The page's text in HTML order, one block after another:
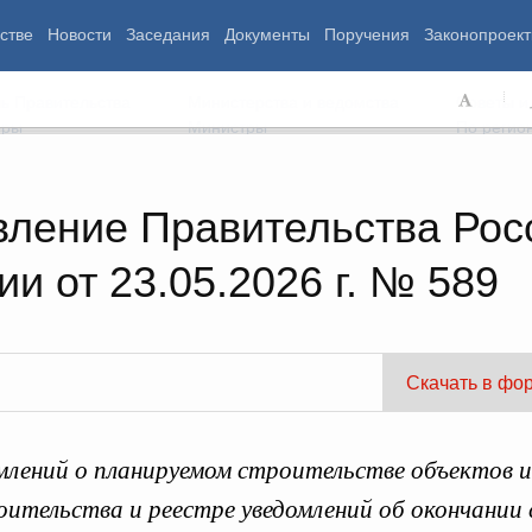
Новости Заседания Документы Поручения
Правительства
от 23.05.2026 г. № 589
Скачать в
о планируемом строительстве объектов
и реестре уведомлений об
Министры
Советы и
По
Занятость и труд
Технологическое развитие
Экология
Жильё и
Сельское
Национальные проекты